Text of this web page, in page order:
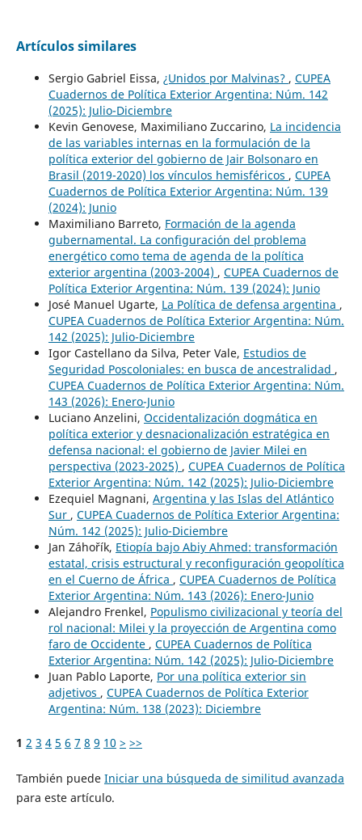
Artículos similares
Sergio Gabriel Eissa, ¿Unidos por Malvinas? , CUPEA
Cuadernos de Política Exterior Argentina: Núm. 142
(2025): Julio-Diciembre
Kevin Genovese, Maximiliano Zuccarino, La incidencia
de las variables internas en la formulación de la
política exterior del gobierno de Jair Bolsonaro en
Brasil (2019-2020) los vínculos hemisféricos , CUPEA
Cuadernos de Política Exterior Argentina: Núm. 139
(2024): Junio
Maximiliano Barreto, Formación de la agenda
gubernamental. La configuración del problema
energético como tema de agenda de la política
exterior argentina (2003-2004) , CUPEA Cuadernos de
Política Exterior Argentina: Núm. 139 (2024): Junio
José Manuel Ugarte, La Política de defensa argentina ,
CUPEA Cuadernos de Política Exterior Argentina: Núm.
142 (2025): Julio-Diciembre
Igor Castellano da Silva, Peter Vale, Estudios de
Seguridad Poscoloniales: en busca de ancestralidad ,
CUPEA Cuadernos de Política Exterior Argentina: Núm.
143 (2026): Enero-Junio
Luciano Anzelini, Occidentalización dogmática en
política exterior y desnacionalización estratégica en
defensa nacional: el gobierno de Javier Milei en
perspectiva (2023-2025) , CUPEA Cuadernos de Política
Exterior Argentina: Núm. 142 (2025): Julio-Diciembre
Ezequiel Magnani, Argentina y las Islas del Atlántico
Sur , CUPEA Cuadernos de Política Exterior Argentina:
Núm. 142 (2025): Julio-Diciembre
Jan Záhořík, Etiopía bajo Abiy Ahmed: transformación
estatal, crisis estructural y reconfiguración geopolítica
en el Cuerno de África , CUPEA Cuadernos de Política
Exterior Argentina: Núm. 143 (2026): Enero-Junio
Alejandro Frenkel, Populismo civilizacional y teoría del
rol nacional: Milei y la proyección de Argentina como
faro de Occidente , CUPEA Cuadernos de Política
Exterior Argentina: Núm. 142 (2025): Julio-Diciembre
Juan Pablo Laporte, Por una política exterior sin
adjetivos , CUPEA Cuadernos de Política Exterior
Argentina: Núm. 138 (2023): Diciembre
1 2 3 4 5 6 7 8 9 10 > >>
También puede Iniciar una búsqueda de similitud avanzada
para este artículo.